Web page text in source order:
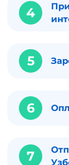
4
5
6
7